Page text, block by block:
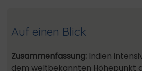
Auf einen Blick
Zusammenfassung: Indien
dem weltbekannten Höhepunkt